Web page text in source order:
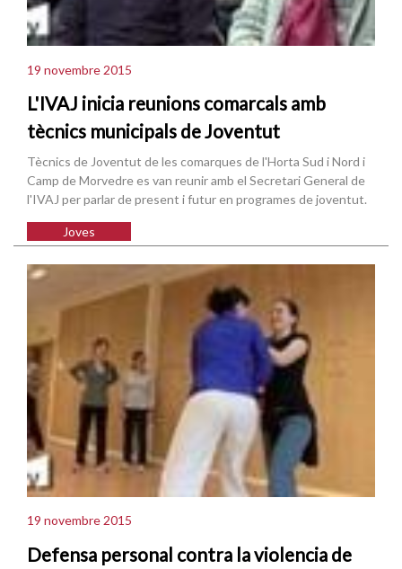
19 novembre 2015
L'IVAJ inicia reunions comarcals amb
tècnics municipals de Joventut
Tècnics de Joventut de les comarques de l'Horta Sud i Nord i
Camp de Morvedre es van reunir amb el Secretari General de
l'IVAJ per parlar de present i futur en programes de joventut.
Joves
19 novembre 2015
Defensa personal contra la violencia de